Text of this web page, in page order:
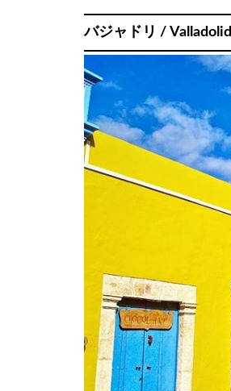
バジャドリ / Valladolid